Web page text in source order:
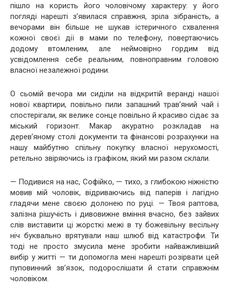
пішло на користь його чоловічому характеру: у його
погляді нарешті з’явилася справжня, зріла зібраність, а
вечорами він більше не шукав істеричного схвалення
кожної своєї дії в мами по телефону, повертаючись
додому втомленим, але неймовірно гордим від
усвідомлення себе реальним, повноправним головою
власної незалежної родини.
О сьомій вечора ми сиділи на відкритій веранді нашої
нової квартири, повільно пили запашний трав’яний чай і
спостерігали, як велике сонце повільно й красиво сідає за
міський горизонт. Макар акуратно розкладав на
дерев’яному столі документи та фінансові розрахунки на
нашу майбутню спільну покупку власної нерухомості,
ретельно звіряючись із графіком, який ми разом склали.
— Подивися на нас, Софійко, — тихо, з глибокою ніжністю
мовив мій чоловік, відриваючись від паперів і лагідно
гладячи мене своєю долонею по руці. — Твоя раптова,
залізна рішучість і дивовижне вміння вчасно, без зайвих
слів виставити ці жорсткі межі в ту божевільну весільну
ніч буквально врятували наш шлюб від катастрофи. Ти
тоді не просто змусила мене зробити найважливіший
вибір у житті — ти допомогла мені нарешті розірвати цей
пуповинний зв’язок, подорослішати й стати справжнім
чоловіком.